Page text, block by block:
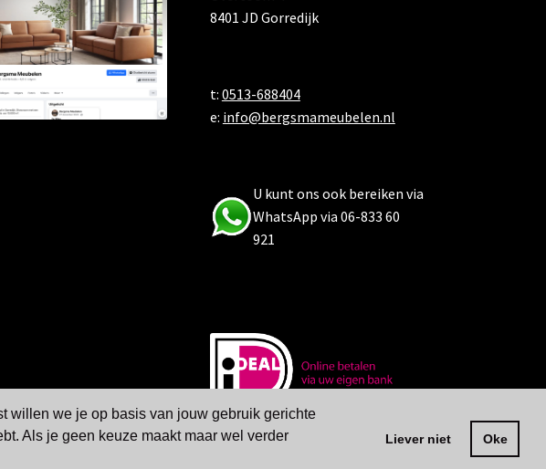
willen we je op basis van jouw gebruik gerichte
Als je geen keuze maakt maar wel verder
Liever niet Oke
8401 JD Gorredijk
t: 0513-688404
e: info@bergsmameubelen.nl
U kunt ons ook bereiken via
WhatsApp via 06-833 60
921